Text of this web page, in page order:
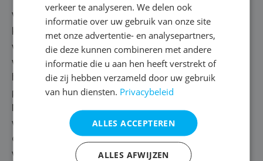
Vaak is de mate van insijpeling en waterinfiltratie in de
kelder zo groot dat injectie geen passende oplossing
vormt. Toch bieden wij een duurzaam antwoord op je
vochtprobleem, met een effectieve kelderdrainage. Wat
houdt dat in? We leiden het vocht in de kelder naar een
pomp, die aangesloten wordt op het afvoerkanaal.
Naargelang de aard en de locatie van het
vochtprobleem zijn er verschillende
drainagetoepassingen om de natte kelder in Hemiksem
vochtvrij te maken.
verkeer te analyseren. We delen ook
informatie over uw gebruik van onze site
met onze advertentie- en analysepartners,
die deze kunnen combineren met andere
informatie die u aan hen heeft verstrekt of
die zij hebben verzameld door uw gebruik
van hun diensten. Privacybeleid
ALLES ACCEPTEREN
ALLES AFWIJZEN